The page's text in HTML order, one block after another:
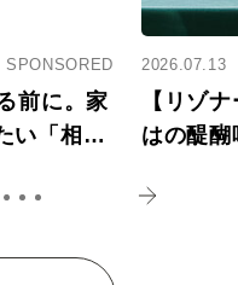
SPONSORED
前に。家
い「相続
2026.07.13
【リゾ
はの醍